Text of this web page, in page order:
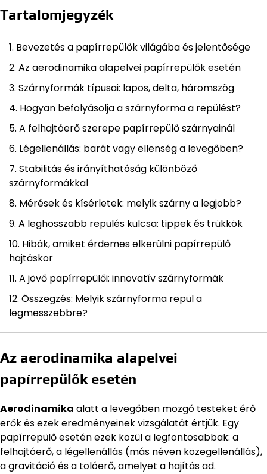
Tartalomjegyzék
Bevezetés a papírrepülők világába és jelentősége
Az aerodinamika alapelvei papírrepülők esetén
Szárnyformák típusai: lapos, delta, háromszög
Hogyan befolyásolja a szárnyforma a repülést?
A felhajtóerő szerepe papírrepülő szárnyainál
Légellenállás: barát vagy ellenség a levegőben?
Stabilitás és irányíthatóság különböző
szárnyformákkal
Mérések és kísérletek: melyik szárny a legjobb?
A leghosszabb repülés kulcsa: tippek és trükkök
Hibák, amiket érdemes elkerülni papírrepülő
hajtáskor
A jövő papírrepülői: innovatív szárnyformák
Összegzés: Melyik szárnyforma repül a
legmesszebbre?
Az aerodinamika alapelvei
papírrepülők esetén
Aerodinamika alatt a levegőben mozgó testeket érő
erők és ezek eredményeinek vizsgálatát értjük. Egy
papírrepülő esetén ezek közül a legfontosabbak: a
felhajtóerő, a légellenállás (más néven közegellenállás),
a gravitáció és a tolóerő, amelyet a hajítás ad.